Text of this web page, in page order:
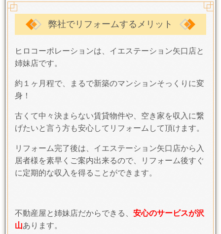
弊社でリフォームするメリット
ヒロコーポレーションは、イエステーション矢口店と
姉妹店です。
約１ヶ月程で、まるで新築のマンションそっくりに変
身！
古くて中々決まらない賃貸物件や、空き家を収入に繋
げたいと言う方も安心してリフォームして頂けます。
リフォーム完了後は、イエステーション矢口店から入
居者様を素早くご案内出来るので、リフォーム後すぐ
に定期的な収入を得ることができます。
不動産屋と姉妹店だからできる、 安心のサービスが沢
山あります。